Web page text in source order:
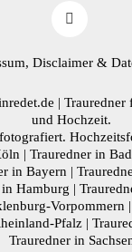
Disclaimer &
| Trauredner
und Hochzeit.
| Trauredner in
in Bayern |
Hamburg |
Vorpommern |
Pfalz |
Trauredner in